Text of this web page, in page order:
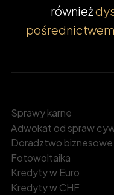
również
Sprawy karne
Adwokat od spraw
Doradztwo biznesowe
Fotowoltaika
Kredyty w Euro
Kredyty w CHF